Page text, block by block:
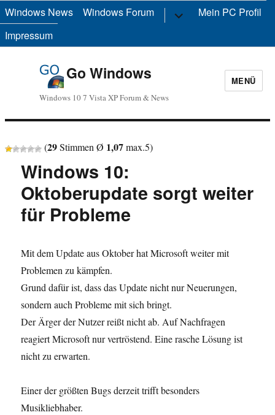
Windows News Windows Forum Untermenü
anzeigen
Mein PC Profil
Impressum
Go Windows
Windows 10 7 Vista XP Forum & News
MENÜ
(29Stimmen Ø 1,07max.5)
Windows 10:
Oktoberupdate sorgt weiter
für Probleme
Mit dem Update aus Oktober hat Microsoft weiter mit
Problemen zu kämpfen.
Grund dafür ist, dass das Update nicht nur Neuerungen,
sondern auch Probleme mit sich bringt.
Der Ärger der Nutzer reißt nicht ab. Auf Nachfragen
reagiert Microsoft nur vertröstend. Eine rasche Lösung ist
nicht zu erwarten.
Einer der größten Bugs derzeit trifft besonders
Musikliebhaber.